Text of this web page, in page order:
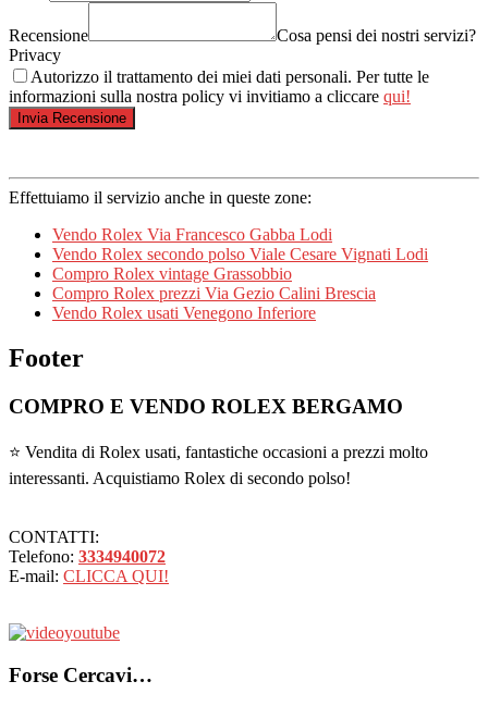
Recensione
Cosa pensi dei nostri servizi?
Privacy
Autorizzo il trattamento dei miei dati personali. Per tutte le
informazioni sulla nostra policy vi invitiamo a cliccare qui!
Effettuiamo il servizio anche in queste zone:
Vendo Rolex Via Francesco Gabba Lodi
Vendo Rolex secondo polso Viale Cesare Vignati Lodi
Compro Rolex vintage Grassobbio
Compro Rolex prezzi Via Gezio Calini Brescia
Vendo Rolex usati Venegono Inferiore
Footer
COMPRO E VENDO ROLEX BERGAMO
⭐ Vendita di Rolex usati, fantastiche occasioni a prezzi molto
interessanti. Acquistiamo Rolex di secondo polso!
CONTATTI:
Telefono: 3334940072
E-mail: CLICCA QUI!
Forse Cercavi…